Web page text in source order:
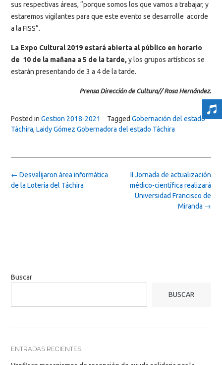
sus respectivas áreas, “porque somos los que vamos a trabajar, y
estaremos vigilantes para que este evento se desarrolle acorde
a la FISS”.
La Expo Cultural 2019 estará abierta al público en horario
de 10 de la mañana a 5 de la tarde, y los grupos artísticos se
estarán presentando de 3 a 4 de la tarde.
Prensa Dirección de Cultura// Rosa Hernández.
Posted in Gestion 2018-2021 Tagged Gobernación del estado
Táchira, Laidy Gómez Gobernadora del estado Táchira
Post
navigation
II Jornada de actualización
médico-científica realizará
Universidad Francisco de
Miranda →
← Desvalijaron área informática
de la Lotería del Táchira
Buscar
BUSCAR
ENTRADAS RECIENTES